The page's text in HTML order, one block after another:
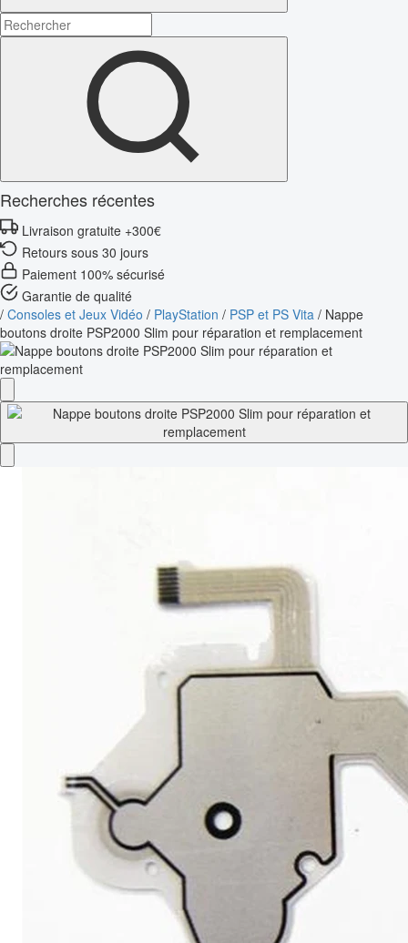
Recherches récentes
Livraison gratuite +300€
Retours sous 30 jours
Paiement 100% sécurisé
Garantie de qualité
/ Consoles et Jeux Vidéo / PlayStation / PSP et PS Vita / Nappe
boutons droite PSP2000 Slim pour réparation et remplacement